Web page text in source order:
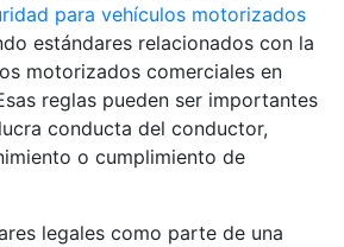
para vehículos motorizados
estándares relacionados con la
motorizados comerciales en
reglas pueden ser importantes
conducta del conductor,
o cumplimiento de
legales como parte de una